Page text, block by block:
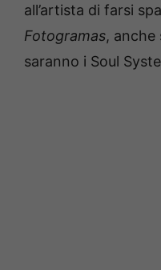
all’artista di farsi
Fotogramas, anche
saranno i Soul